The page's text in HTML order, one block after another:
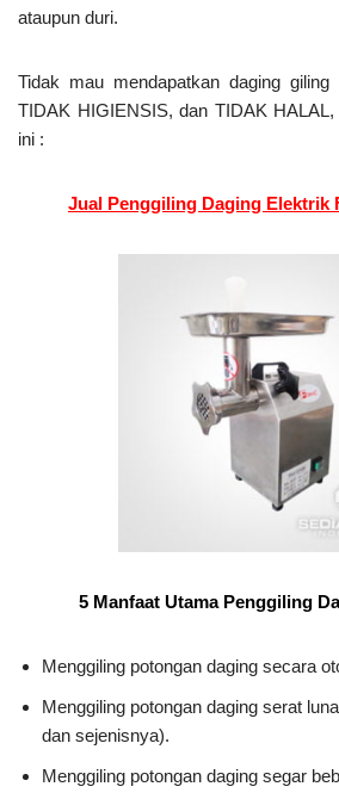
ataupun duri.
Tidak mau mendapatkan daging
TIDAK HIGIENSIS, dan TIDAK
ini :
Jual Penggiling Daging Elektrik
5 Manfaat Utama Penggiling
Menggiling potongan daging secara
Menggiling potongan daging serat
dan sejenisnya).
Menggiling potongan daging segar